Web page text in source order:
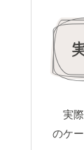
実際
のケ